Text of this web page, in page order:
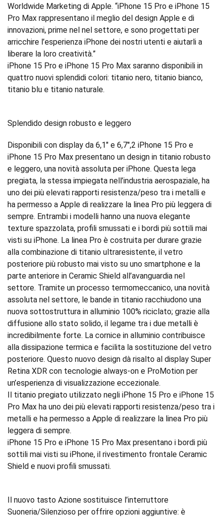
Worldwide Marketing di Apple. “iPhone 15 Pro e iPhone 15
Pro Max rappresentano il meglio del design Apple e di
innovazioni, prime nel nel settore, e sono progettati per
arricchire l’esperienza iPhone dei nostri utenti e aiutarli a
liberare la loro creatività.”
iPhone 15 Pro e iPhone 15 Pro Max saranno disponibili in
quattro nuovi splendidi colori: titanio nero, titanio bianco,
titanio blu e titanio naturale.
Splendido design robusto e leggero
Disponibili con display da 6,1" e 6,7",2 iPhone 15 Pro e
iPhone 15 Pro Max presentano un design in titanio robusto
e leggero, una novità assoluta per iPhone. Questa lega
pregiata, la stessa impiegata nell’industria aerospaziale, ha
uno dei più elevati rapporti resistenza/peso tra i metalli e
ha permesso a Apple di realizzare la linea Pro più leggera di
sempre. Entrambi i modelli hanno una nuova elegante
texture spazzolata, profili smussati e i bordi più sottili mai
visti su iPhone. La linea Pro è costruita per durare grazie
alla combinazione di titanio ultraresistente, il vetro
posteriore più robusto mai visto su uno smartphone e la
parte anteriore in Ceramic Shield all’avanguardia nel
settore. Tramite un processo termomeccanico, una novità
assoluta nel settore, le bande in titanio racchiudono una
nuova sottostruttura in alluminio 100% riciclato; grazie alla
diffusione allo stato solido, il legame tra i due metalli è
incredibilmente forte. La cornice in alluminio contribuisce
alla dissipazione termica e facilita la sostituzione del vetro
posteriore. Questo nuovo design dà risalto al display Super
Retina XDR con tecnologie always-on e ProMotion per
un’esperienza di visualizzazione eccezionale.
Il titanio pregiato utilizzato negli iPhone 15 Pro e iPhone 15
Pro Max ha uno dei più elevati rapporti resistenza/peso tra i
metalli e ha permesso a Apple di realizzare la linea Pro più
leggera di sempre.
iPhone 15 Pro e iPhone 15 Pro Max presentano i bordi più
sottili mai visti su iPhone, il rivestimento frontale Ceramic
Shield e nuovi profili smussati.
Il nuovo tasto Azione sostituisce l’interruttore
Suoneria/Silenzioso per offrire opzioni aggiuntive: è